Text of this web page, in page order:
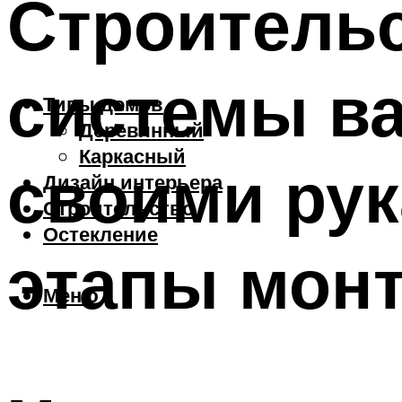
Типы домов
Деревянный
Каркасный
Дизайн интерьера
Строительство
Остекление
Меню
системы
своими
этапы